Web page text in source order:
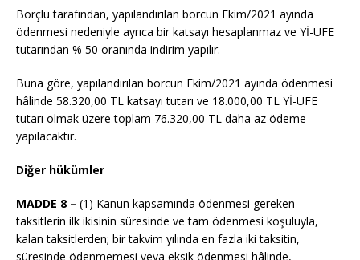
Borçlu tarafından, yapılandırılan borcun Ekim/2021 ayında
ödenmesi nedeniyle ayrıca bir katsayı hesaplanmaz ve Yİ-ÜFE
tutarından % 50 oranında indirim yapılır.
Buna göre, yapılandırılan borcun Ekim/2021 ayında ödenmesi
hâlinde 58.320,00 TL katsayı tutarı ve 18.000,00 TL Yİ-ÜFE
tutarı olmak üzere toplam 76.320,00 TL daha az ödeme
yapılacaktır.
Diğer hükümler
MADDE 8 – (1) Kanun kapsamında ödenmesi gereken
taksitlerin ilk ikisinin süresinde ve tam ödenmesi koşuluyla,
kalan taksitlerden; bir takvim yılında en fazla iki taksitin,
süresinde ödenmemesi veya eksik ödenmesi hâlinde,